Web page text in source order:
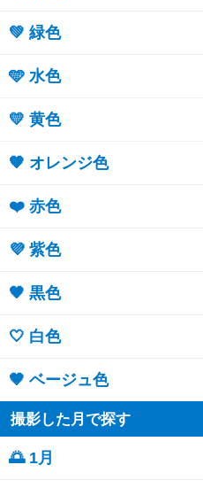
💚 緑色
🩵 水色
💛 黄色
🧡 オレンジ色
❤️ 赤色
💜 紫色
🖤 黒色
🤍 白色
🤎 ベージュ色
撮影した月で探す
🌅 1月